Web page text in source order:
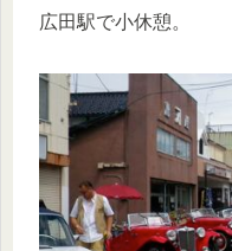
広田駅で小休憩。